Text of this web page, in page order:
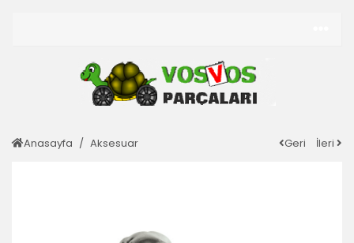
Anasayfa Aksesuar Geri İleri